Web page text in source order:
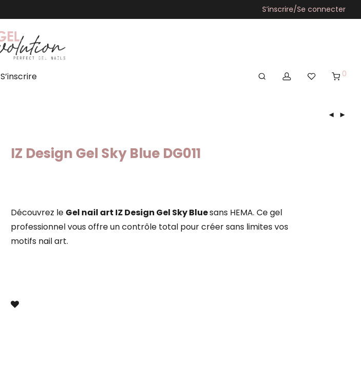
S’inscrire/Se connecter
S’inscrire 0
IZ Design Gel Sky Blue DG011
Découvrez le Gel nail art IZ Design Gel Sky Bluesans HEMA. Ce gel
professionnel vous offre un contrôle total pour créer sans limites vos
motifs nail art.